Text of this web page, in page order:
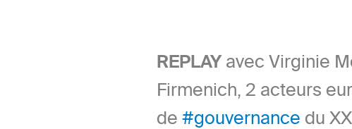
REPLAYavec Virginie
Firmenich, 2 acteurs
de #gouvernance du